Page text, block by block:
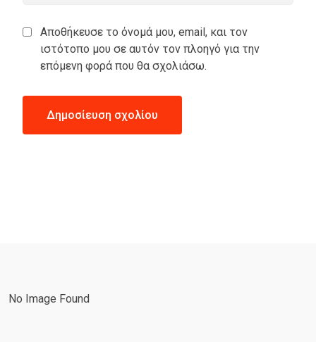
Αποθήκευσε το όνομά μου, email, και τον
ιστότοπο μου σε αυτόν τον πλοηγό για την
επόμενη φορά που θα σχολιάσω.
No Image Found